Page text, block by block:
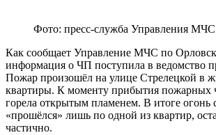
Фото: пресс-служба Управления
Как сообщает Управление МЧС по
информация о ЧП поступила в ведомство
Пожар произошёл на улице Стрелецкой в
квартиры. К моменту прибытия пожарных
горела открытым пламенем. В итоге огонь
«прошёлся» лишь по одной из квартир,
частично.